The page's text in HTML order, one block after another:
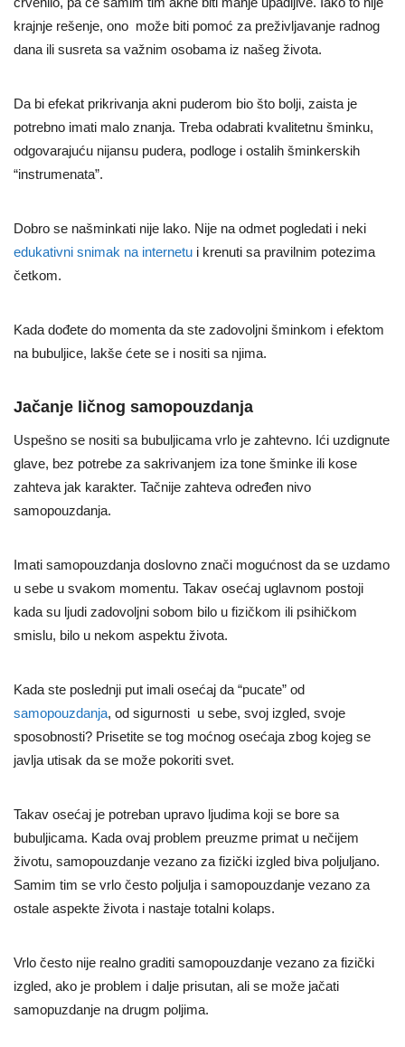
krajnje rešenje, ono može biti pomoć za preživljavanje radnog
dana ili susreta sa važnim osobama iz našeg života.
Da bi efekat prikrivanja akni puderom bio što bolji, zaista je
potrebno imati malo znanja. Treba odabrati kvalitetnu šminku,
odgovarajuću nijansu pudera, podloge i ostalih šminkerskih
“instrumenata”.
Dobro se našminkati nije lako. Nije na odmet pogledati i neki
edukativni snimak na internetu i krenuti sa pravilnim potezima
četkom.
Kada dođete do momenta da ste zadovoljni šminkom i efektom
na bubuljice, lakše ćete se i nositi sa njima.
Jačanje ličnog samopouzdanja
Uspešno se nositi sa bubuljicama vrlo je zahtevno. Ići uzdignute
glave, bez potrebe za sakrivanjem iza tone šminke ili kose
zahteva jak karakter. Tačnije zahteva određen nivo
samopouzdanja.
Imati samopouzdanja doslovno znači mogućnost da se uzdamo
u sebe u svakom momentu. Takav osećaj uglavnom postoji
kada su ljudi zadovoljni sobom bilo u fizičkom ili psihičkom
smislu, bilo u nekom aspektu života.
Kada ste poslednji put imali osećaj da “pucate” od
samopouzdanja, od sigurnosti u sebe, svoj izgled, svoje
sposobnosti? Prisetite se tog moćnog osećaja zbog kojeg se
javlja utisak da se može pokoriti svet.
Takav osećaj je potreban upravo ljudima koji se bore sa
bubuljicama. Kada ovaj problem preuzme primat u nečijem
životu, samopouzdanje vezano za fizički izgled biva poljuljano.
Samim tim se vrlo često poljulja i samopouzdanje vezano za
ostale aspekte života i nastaje totalni kolaps.
Vrlo često nije realno graditi samopouzdanje vezano za fizički
izgled, ako je problem i dalje prisutan, ali se može jačati
samopuzdanje na drugm poljima.